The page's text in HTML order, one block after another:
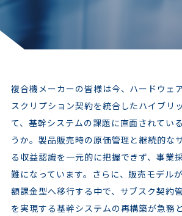
複合機メーカーの皆様は今、ハードウェ
スクリプション契約を統合したハイブリ
て、基幹システムの課題に直面されてい
うか。製品販売時の原価管理と継続的な
る収益認識を一元的に把握できず、事業
難になっています。さらに、販売モデル
額課金型へ移行する中で、サブスク契約
を実現する基幹システムの再構築が急務